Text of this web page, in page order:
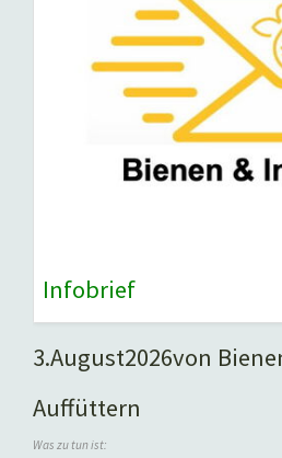
Infobrief
3.August2026von
Auffüttern
Was zu tun ist: